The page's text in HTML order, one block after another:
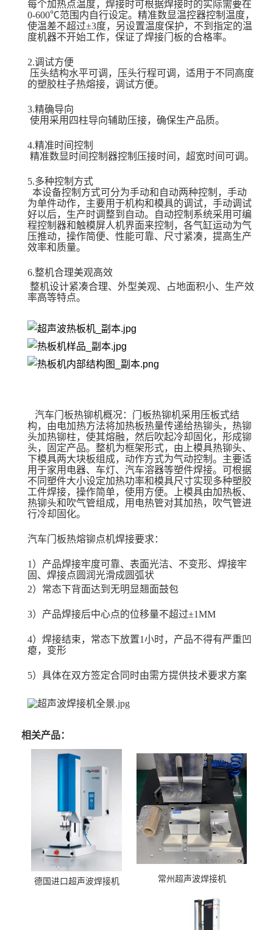
每个加热点温度，焊接时可根据焊接时的实际需要在
0-600℃范围内自行设定。精准数显温控器控制温度，
使温差不超过±3度，另设置温度保护，不到指定的温
度机器不开始工作，保证了焊接门板的合格率。
2.调试方便
压头结构水平可调，压头行程可调，适用于不同高度
的塑胶柱子热熔接，调试方便。
3.精确导向
使用采用四柱导向辅助压接，确保生产品质。
4.精准时间控制
精准数显时间控制器控制压接时间，超宽时间可调。
5.多种控制方式
本设备控制方式可分为手动和自动两种控制，手动
为单件动作，主要用于机构和模具的调试，手动调试
好以后，生产时调整到自动。自动控制系统采用可编
程控制器和触模屏人机界面来控制，各气缸运动为气
压推动，操作简便、性能可靠、尺寸紧凑，提高生产
效率和质量。
6.整机合理美观高效
整机设计紧凑合理、外型美观、占地面积小、生产效
率高等特点。
汽车门板热铆机概况：门板热铆机采用压板式结
构，由电加热方法将加热板热量传递给热铆头，热铆
头加热铆柱，使其熔融，然后吹起冷却固化，形成铆
头，固定产品。整机为框架形式，由上模具热铆头、
下模具两大块板组成，动作方式为气动控制。主要适
用于家用电器、车灯、汽车溶器等塑件焊接。可根据
不同塑件大小设定加热功率和模具尺寸实现多种塑胶
工件焊接，操作简单，使用方便。上模具由加热板、
热铆头和吹气管组成，用电热管对其加热，吹气管进
行冷却固化。
汽车门板热熔铆点机焊接要求：
1）产品焊接牢度可靠、表面光洁、不变形、焊接牢
固、焊接点圆润光滑成圆弧状
2）常态下背面达到无明显翘面鼓包
3）产品焊接后中心点的位移量不超过±1MM
4）焊接结束，常态下放置1小时，产品不得有严重凹
瘪，变形
5）具体在双方签定合同时由需方提供技术要求方案
相关产品：
德国进口超声波焊接机 常州超声波焊接机